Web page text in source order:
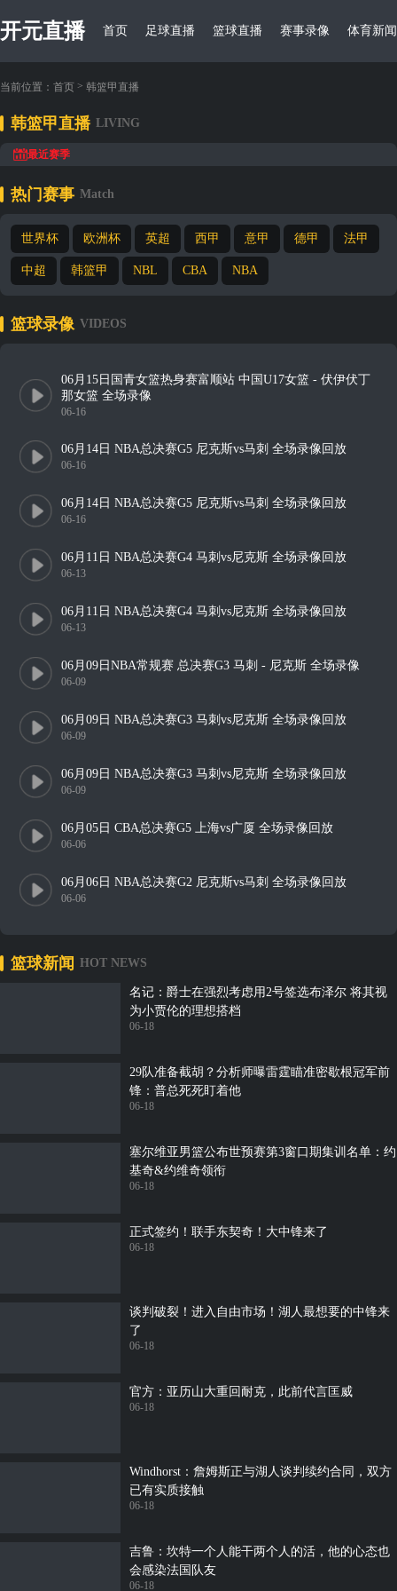
开元直播 首页 足球直播 篮球直播 赛事录像 体育新闻
当前位置： 首页 > 韩篮甲直播
韩篮甲直播 LIVING
最近赛季
热门赛事 Match
世界杯 欧洲杯 英超 西甲 意甲 德甲 法甲
中超 韩篮甲 NBL CBA NBA
篮球录像 VIDEOS
06月15日国青女篮热身赛富顺站 中国U17女篮 - 伏伊伏丁
那女篮 全场录像
06-16
06月14日 NBA总决赛G5 尼克斯vs马刺 全场录像回放
06-16
06月14日 NBA总决赛G5 尼克斯vs马刺 全场录像回放
06-16
06月11日 NBA总决赛G4 马刺vs尼克斯 全场录像回放
06-13
06月11日 NBA总决赛G4 马刺vs尼克斯 全场录像回放
06-13
06月09日NBA常规赛 总决赛G3 马刺 - 尼克斯 全场录像
06-09
06月09日 NBA总决赛G3 马刺vs尼克斯 全场录像回放
06-09
06月09日 NBA总决赛G3 马刺vs尼克斯 全场录像回放
06-09
06月05日 CBA总决赛G5 上海vs广厦 全场录像回放
06-06
06月06日 NBA总决赛G2 尼克斯vs马刺 全场录像回放
06-06
篮球新闻 HOT NEWS
名记：爵士在强烈考虑用2号签选布泽尔 将其视
为小贾伦的理想搭档
06-18
29队准备截胡？分析师曝雷霆瞄准密歇根冠军前
锋：普总死死盯着他
06-18
塞尔维亚男篮公布世预赛第3窗口期集训名单：约
基奇&约维奇领衔
06-18
正式签约！联手东契奇！大中锋来了
06-18
谈判破裂！进入自由市场！湖人最想要的中锋来
了
06-18
官方：亚历山大重回耐克，此前代言匡威
06-18
Windhorst：詹姆斯正与湖人谈判续约合同，双方
已有实质接触
06-18
吉鲁：坎特一个人能干两个人的活，他的心态也
会感染法国队友
06-18